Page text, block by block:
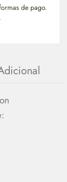
de pago.